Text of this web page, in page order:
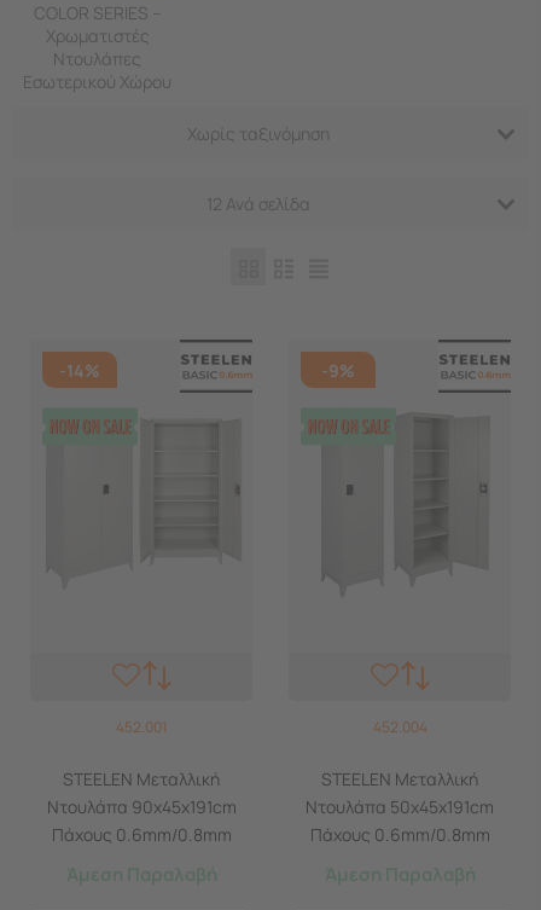
COLOR SERIES –
Χρωματιστές
Ντουλάπες
Εσωτερικού Χώρου
Χωρίς ταξινόμηση
12 Ανά σελίδα
-14%
452.001
STEELEN Μεταλλική
Ντουλάπα 90x45x191cm
Πάχους 0.6mm/0.8mm
(πάτωμα) Γαλβανιζέ με 4
Άμεση Παραλαβή
-9%
452.004
STEELEN Μεταλλική
Ντουλάπα 50x45x191cm
Πάχους 0.6mm/0.8mm
(πάτωμα) Γαλβανιζέ με 4
Άμεση Παραλαβή